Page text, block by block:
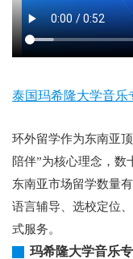
泰国玛希隆大学音乐
环外留学作为东南亚
陪伴”为核心理念，数
东南亚市场留学数量
语言辅导、选校定位
式服务。
玛希隆大学音乐